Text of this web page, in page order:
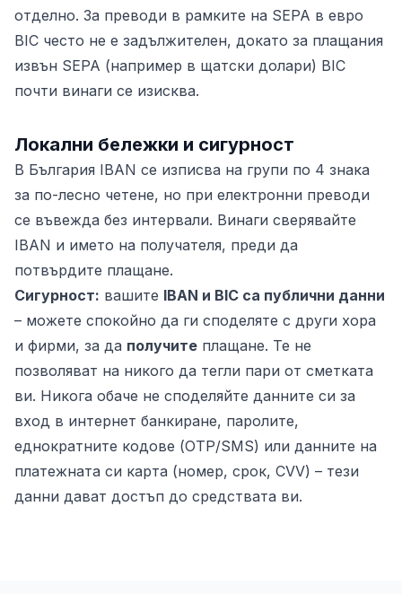
отделно. За преводи в рамките на SEPA в евро
BIC често не е задължителен, докато за плащания
извън SEPA (например в щатски долари) BIC
почти винаги се изисква.
Локални бележки и сигурност
В България IBAN се изписва на групи по 4 знака
за по-лесно четене, но при електронни преводи
се въвежда без интервали. Винаги сверявайте
IBAN и името на получателя, преди да
потвърдите плащане.
Сигурност: вашите IBAN и BIC са публични данни
– можете спокойно да ги споделяте с други хора
и фирми, за да получите плащане. Те не
позволяват на никого да тегли пари от сметката
ви. Никога обаче не споделяйте данните си за
вход в интернет банкиране, паролите,
еднократните кодове (OTP/SMS) или данните на
платежната си карта (номер, срок, CVV) – тези
данни дават достъп до средствата ви.